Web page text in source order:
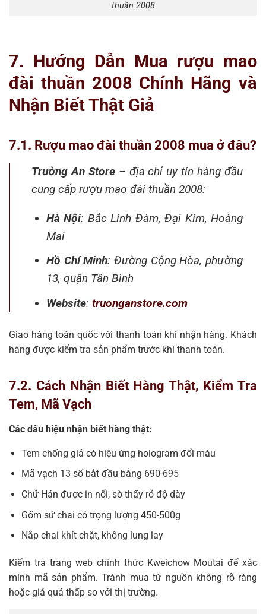
thuần 2008
7. Hướng Dẫn Mua rượu mao
đài thuần 2008 Chính Hãng và
Nhận Biết Thật Giả
7.1. Rượu mao đài thuần 2008 mua ở đâu?
Trường An Store– địa chỉ uy tín hàng đầu
cung cấp rượu mao đài thuần 2008:
Hà Nội: Bắc Linh Đàm, Đại Kim, Hoàng
Mai
Hồ Chí Minh: Đường Cộng Hòa, phường
13, quận Tân Bình
Website: truonganstore.com
Giao hàng toàn quốc với thanh toán khi nhận hàng. Khách
hàng được kiểm tra sản phẩm trước khi thanh toán.
7.2. Cách Nhận Biết Hàng Thật, Kiểm Tra
Tem, Mã Vạch
Các dấu hiệu nhận biết hàng thật:
Tem chống giả có hiệu ứng hologram đổi màu
Mã vạch 13 số bắt đầu bằng 690-695
Chữ Hán được in nổi, sờ thấy rõ độ dày
Gốm sứ chai có trọng lượng 450-500g
Nắp chai khít chặt, không lung lay
Kiểm tra trang web chính thức Kweichow Moutai để xác
minh mã sản phẩm. Tránh mua từ nguồn không rõ ràng
hoặc giá quá thấp so với thị trường.